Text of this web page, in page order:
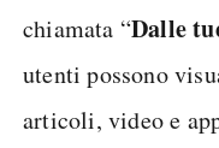
chiamata “Dalle
utenti possono
articoli, video e